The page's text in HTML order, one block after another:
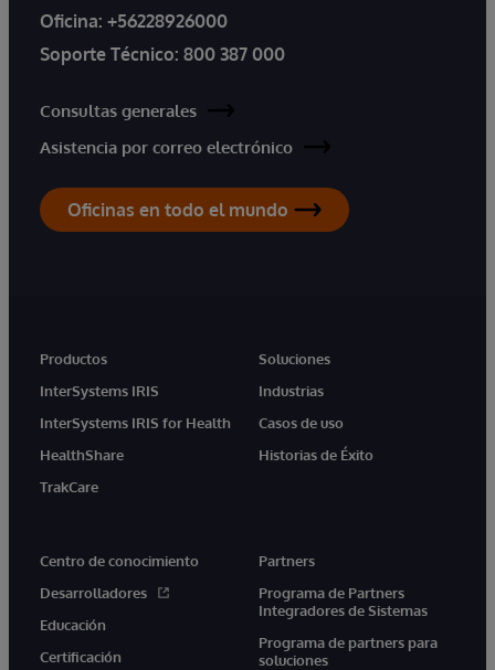
Oficina: +56228926000
Soporte Técnico: 800 387 000
Consultas generales
Asistencia por correo electrónico
Oficinas en todo el mundo
Productos
InterSystems IRIS
InterSystems IRIS for Health
HealthShare
TrakCare
Soluciones
Industrias
Casos de uso
Historias de Éxito
Centro de conocimiento
Desarrolladores
Educación
Certificación
Partners
Programa de Partners
Integradores de Sistemas
Programa de partners para
soluciones